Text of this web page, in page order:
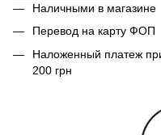
Наличными в магазине
Перевод на карту ФОП
Наложенный платеж
200 грн